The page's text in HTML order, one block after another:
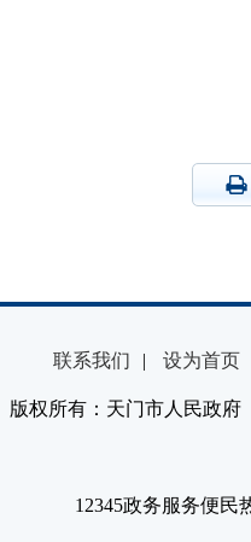
联系我们 | 设为首页
版权所有：天门市人民政
12345政务服务便民